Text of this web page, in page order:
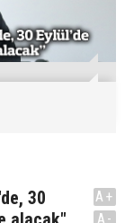
30
A+
A-